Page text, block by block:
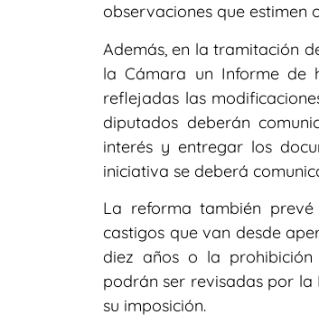
observaciones que estimen
Además, en la tramitación
la Cámara un Informe de
reflejadas las
diputados deberán
interés y entregar los
iniciativa se deberá
La reforma también
castigos que van desde
diez años o la prohibición
podrán ser revisadas por la
su imposición.